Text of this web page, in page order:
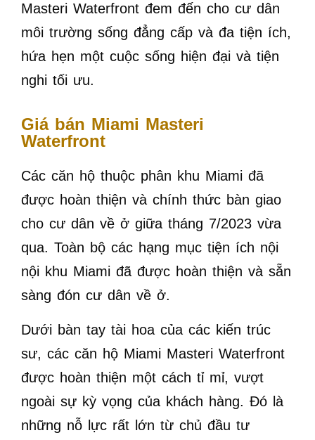
Masteri Waterfront đem đến cho cư dân
môi trường sống đẳng cấp và đa tiện ích,
hứa hẹn một cuộc sống hiện đại và tiện
nghi tối ưu.
Giá bán Miami Masteri
Waterfront
Các căn hộ thuộc phân khu Miami đã
được hoàn thiện và chính thức bàn giao
cho cư dân về ở giữa tháng 7/2023 vừa
qua. Toàn bộ các hạng mục tiện ích nội
nội khu Miami đã được hoàn thiện và sẵn
sàng đón cư dân về ở.
Dưới bàn tay tài hoa của các kiến trúc
sư, các căn hộ Miami Masteri Waterfront
được hoàn thiện một cách tỉ mỉ, vượt
ngoài sự kỳ vọng của khách hàng. Đó là
những nỗ lực rất lớn từ chủ đầu tư